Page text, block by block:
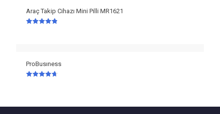
Araç Takip Cihazı Mini Pilli MR1621
ProBusıness